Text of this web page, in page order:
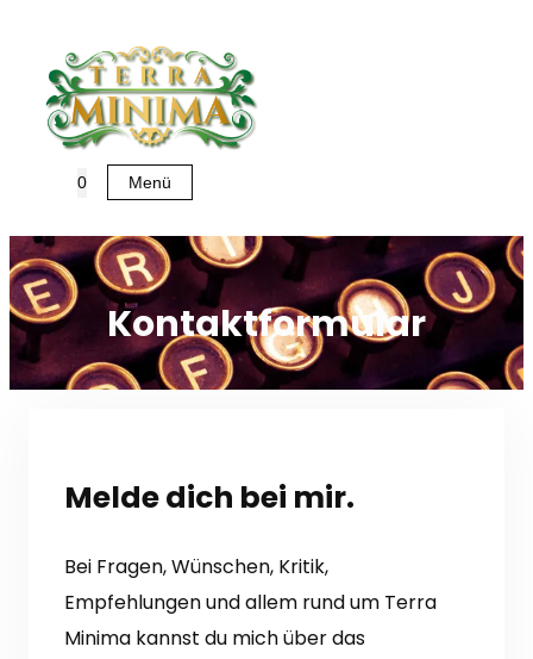
springen
0 Menü
Kontaktformular
Melde dich bei mir.
Bei Fragen, Wünschen, Kritik,
Empfehlungen und allem rund um Terra
Minima kannst du mich über das